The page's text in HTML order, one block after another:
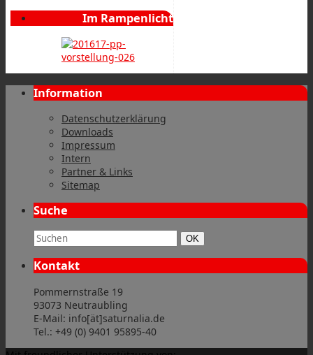
Im Rampenlicht
Information
Datenschutzerklärung
Downloads
Impressum
Intern
Partner & Links
Sitemap
Suche
Suchbegriff: Suchen
OK
Kontakt
Pommernstraße 19
93073 Neutraubling
E-Mail: info[ät]saturnalia.de
Tel.: +49 (0) 9401 95895-40